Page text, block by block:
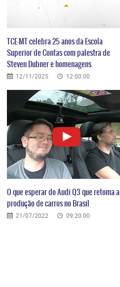
TCE-MT celebra 25 anos da Escola
Superior de Contas com palestra de
Steven Dubner e homenagens
12/11/2025 12:00:00
O que esperar do Audi Q3 que retoma a
produção de carros no Brasil
21/07/2022 09:20:00